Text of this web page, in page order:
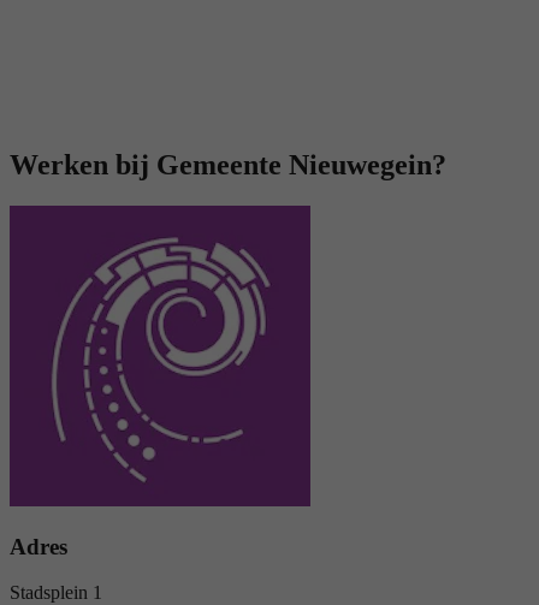
Werken bij Gemeente Nieuwegein?
Adres
Stadsplein 1